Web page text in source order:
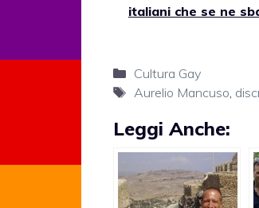
italiani che se ne
Categorie
Cultura Gay
Tag
Aurelio Mancuso,
Leggi Anche: